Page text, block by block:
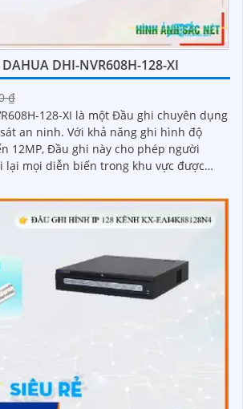
DHI-NVR608H-128-XI
₫
128-XI là một Đầu ghi chuyên dụng
năng ghi hình độ
12MP, Đầu ghi này cho phép người
lại mọi diễn biến trong khu vực được